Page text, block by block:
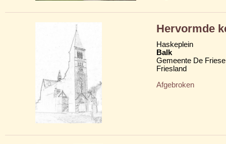
Hervormde
Haskeplein
Balk
Gemeente De
Friesland
Afgebroken